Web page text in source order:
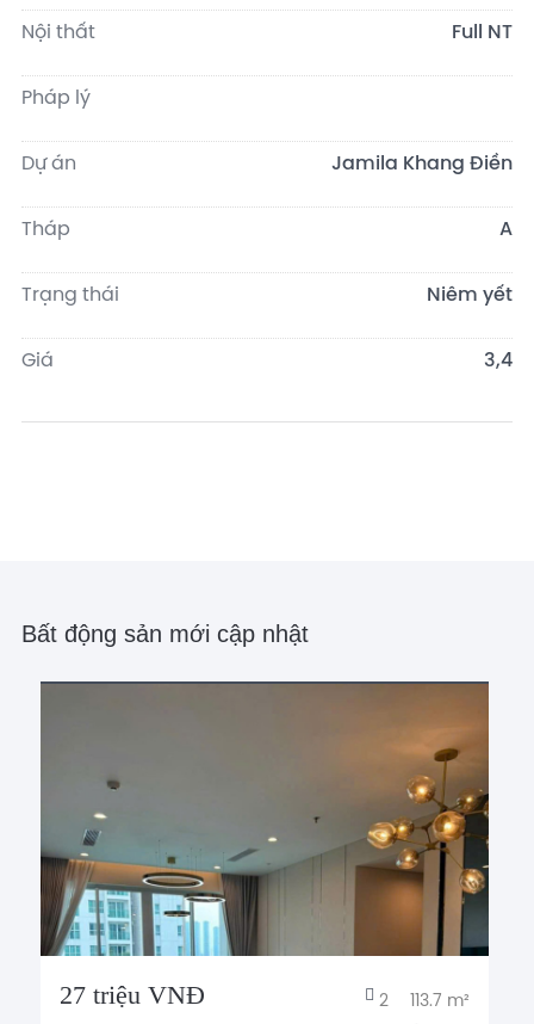
Nội thất Full NT
Pháp lý
Dự án Jamila Khang Điền
Tháp A
Trạng thái Niêm yết
Giá 3,4
Bất động sản mới cập nhật
2 113.7 m²
27 triệu VNĐ